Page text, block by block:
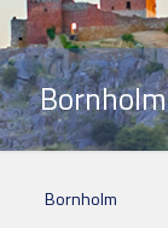
Bornholm
Bornholm